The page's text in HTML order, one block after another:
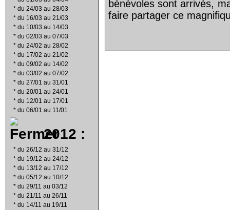
* du 24/03 au 28/03
* du 16/03 au 21/03
* du 10/03 au 14/03
* du 02/03 au 07/03
* du 24/02 au 28/02
* du 17/02 au 21/02
* du 09/02 au 14/02
* du 03/02 au 07/02
* du 27/01 au 31/01
* du 20/01 au 24/01
* du 12/01 au 17/01
* du 06/01 au 11/01
2012 :
* du 26/12 au 31/12
* du 19/12 au 24/12
* du 13/12 au 17/12
* du 05/12 au 10/12
* du 29/11 au 03/12
* du 21/11 au 26/11
* du 14/11 au 19/11
bénévoles sont arrivés,
faire partager ce